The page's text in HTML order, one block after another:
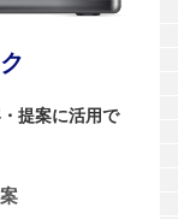
提案に活用で